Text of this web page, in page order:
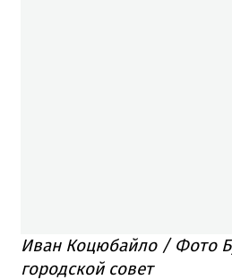
Иван Коцюбайло / Фото
городской совет